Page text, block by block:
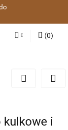
się
(0)
kulkowe i